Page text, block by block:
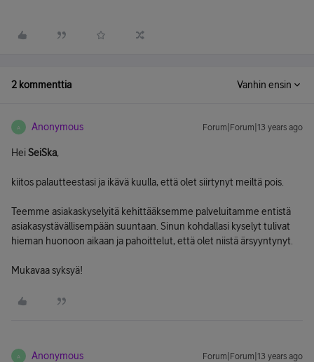
2 kommenttia Vanhin ensin
A Anonymous Forum|Forum|13 years ago
HeiSeiSka,
kiitos palautteestasi ja ikävä kuulla, että olet siirtynyt meiltä pois.
Teemme asiakaskyselyitä kehittääksemme palveluitamme entistä
asiakasystävällisempään suuntaan. Sinun kohdallasi kyselyt tulivat
hieman huonoon aikaan ja pahoittelut, että olet niistä ärsyyntynyt.
Mukavaa syksyä!
A Anonymous Forum|Forum|13 years ago